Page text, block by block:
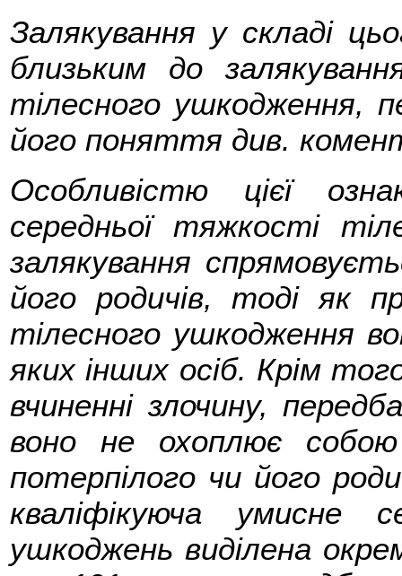
Залякування у складі
близьким до
тілесного ушкодження,
його поняття див.
Особливістю цієї
середньої тяжкості
залякування
його родичів, тоді як
тілесного ушкодження
яких інших осіб. Крім
вчиненні злочину,
воно не охоплює
потерпілого чи його
кваліфікуюча умисне
ушкоджень виділена